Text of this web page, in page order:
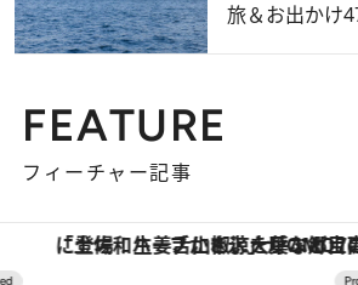
旅＆お出かけ
FEATURE
フィーチャー記事
「土佐和ハーブかき氷」がOMO7高知に登場！生姜、山椒、大葉など目にも舌にも涼